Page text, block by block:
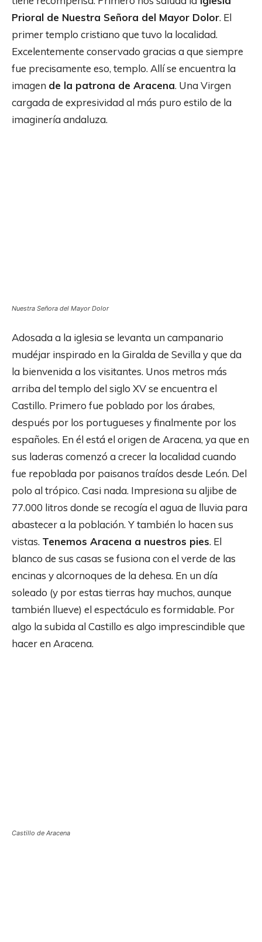
Prioral de Nuestra Señora del Mayor Dolor. El
primer templo cristiano que tuvo la localidad.
Excelentemente conservado gracias a que siempre
fue precisamente eso, templo. Allí se encuentra la
imagen de la patrona de Aracena. Una Virgen
cargada de expresividad al más puro estilo de la
imaginería andaluza.
Nuestra Señora del Mayor Dolor
Adosada a la iglesia se levanta un campanario
mudéjar inspirado en la Giralda de Sevilla y que da
la bienvenida a los visitantes. Unos metros más
arriba del templo del siglo XV se encuentra el
Castillo. Primero fue poblado por los árabes,
después por los portugueses y finalmente por los
españoles. En él está el origen de Aracena, ya que en
sus laderas comenzó a crecer la localidad cuando
fue repoblada por paisanos traídos desde León. Del
polo al trópico. Casi nada. Impresiona su aljibe de
77.000 litros donde se recogía el agua de lluvia para
abastecer a la población. Y también lo hacen sus
vistas. Tenemos Aracena a nuestros pies. El
blanco de sus casas se fusiona con el verde de las
encinas y alcornoques de la dehesa. En un día
soleado (y por estas tierras hay muchos, aunque
también llueve) el espectáculo es formidable. Por
algo la subida al Castillo es algo imprescindible que
hacer en Aracena.
Castillo de Aracena